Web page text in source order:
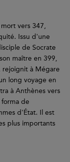
vers 347,
Issu d'une
de Socrate
maître en 399,
rejoignit à Mégare
long voyage en
à Anthènes vers
de
d'État. Il est
plus importants